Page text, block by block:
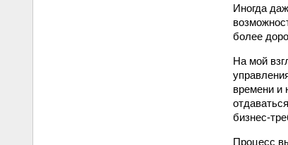
Иногда
более
На мой
времени и
бизнес-
Процесс